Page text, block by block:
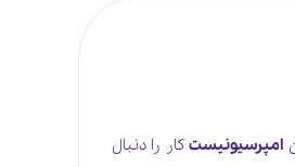
امپرسیونیستکار را دنبال